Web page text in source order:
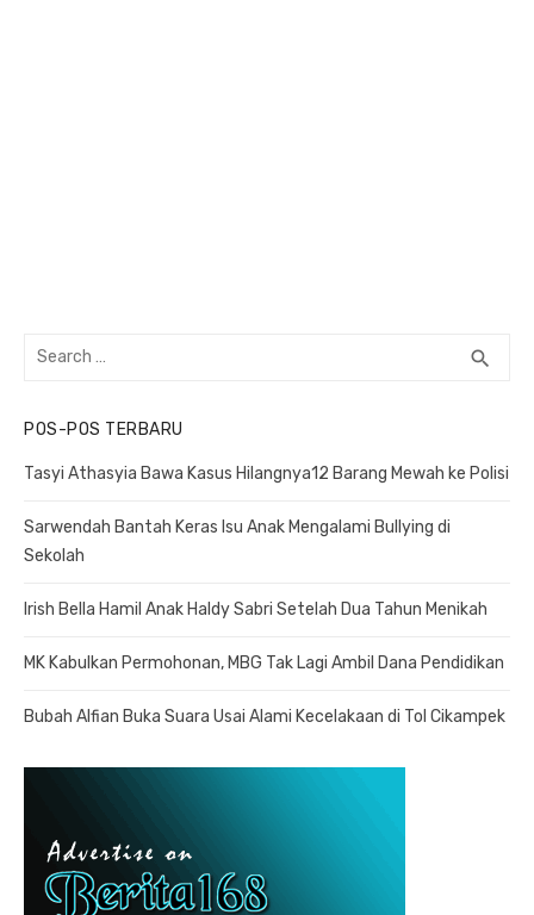
Search
search
POS-POS TERBARU
Tasyi Athasyia Bawa Kasus Hilangnya12 Barang Mewah ke Polisi
Sarwendah Bantah Keras Isu Anak Mengalami Bullying di
Sekolah
Irish Bella Hamil Anak Haldy Sabri Setelah Dua Tahun Menikah
MK Kabulkan Permohonan, MBG Tak Lagi Ambil Dana Pendidikan
Bubah Alfian Buka Suara Usai Alami Kecelakaan di Tol Cikampek